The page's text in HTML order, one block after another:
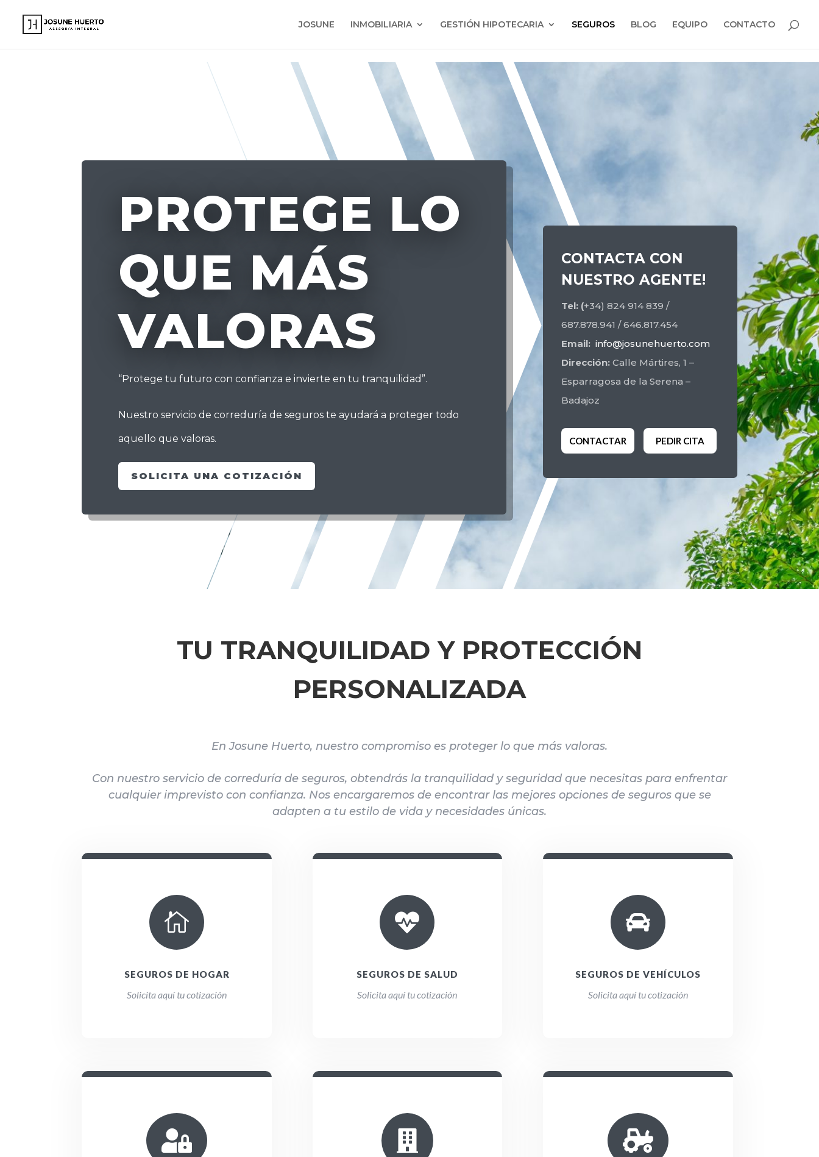
JOSUNE
INMOBILIARIA GESTIÓN HIPOTECARIA SEGUROS BLOG EQUIPO CONTACTO
PROTEGE LO
QUE MÁS
VALORAS
“Protege tu futuro con confianza e invierte en tu tranquilidad”.
Nuestro servicio de correduría de seguros te ayudará a proteger todo
aquello que valoras.
SOLICITA UNA COTIZACIÓN
CONTACTA CON
NUESTRO AGENTE!
Tel: (+34) 824 914 839 /
687.878.941 / 646.817.454
Email: info@josunehuerto.com
Dirección:Calle Mártires, 1 –
Esparragosa de la Serena –
Badajoz
CONTACTAR PEDIR CITA
TU TRANQUILIDAD Y PROTECCIÓN
PERSONALIZADA
En Josune Huerto, nuestro compromiso es proteger lo que más valoras.
Con nuestro servicio de correduría de seguros, obtendrás la tranquilidad y seguridad que necesitas para enfrentar
cualquier imprevisto con confianza. Nos encargaremos de encontrar las mejores opciones de seguros que se
adapten a tu estilo de vida y necesidades únicas.

SEGUROS DE HOGAR
Solicita aquí tu cotización

SEGUROS DE SALUD
Solicita aquí tu cotización

SEGUROS DE VEHÍCULOS
Solicita aquí tu cotización
  